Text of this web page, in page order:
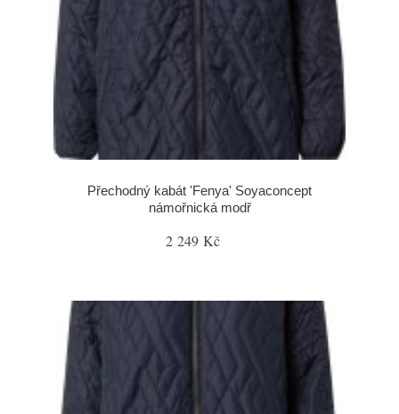
Přechodný kabát 'Fenya' Soyaconcept
námořnická modř
2 249 Kč